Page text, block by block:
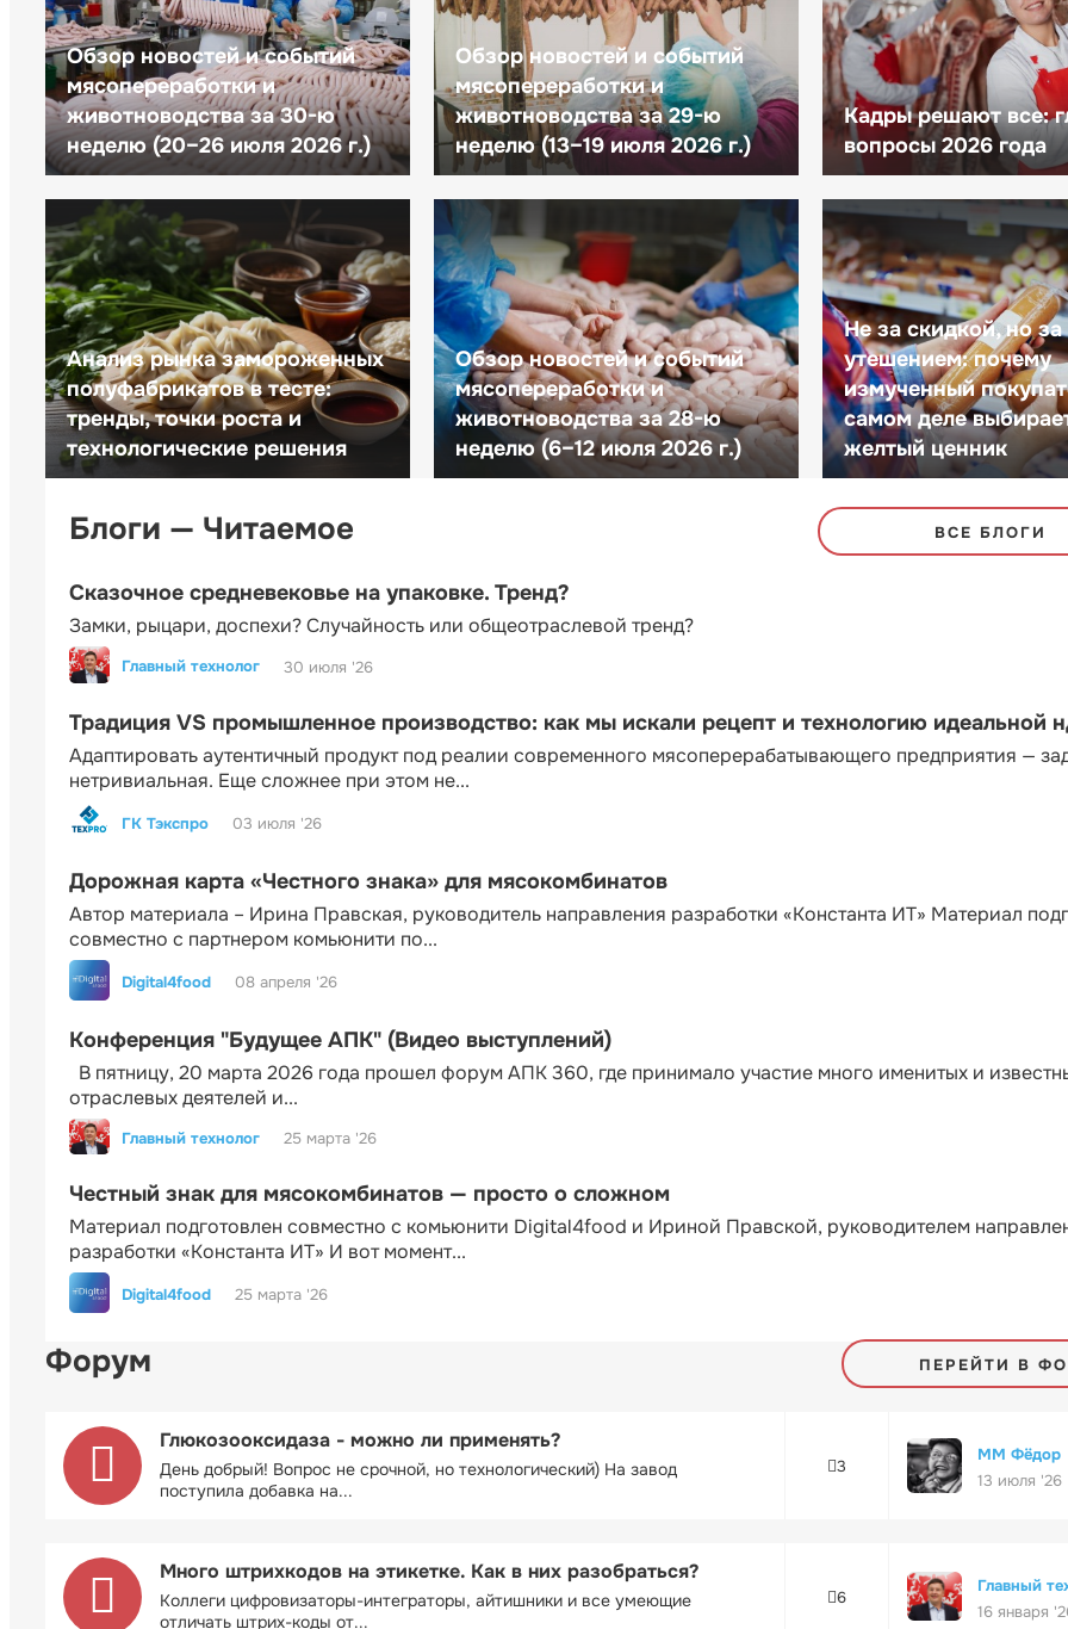
Обзор новостей и событий
мясопереработки и
животноводства за 30-ю
неделю (20–26 июля 2026 г.)
Обзор новостей и событий
мясопереработки и
животноводства за 29-ю
неделю (13–19 июля 2026 г.)
Кадры решают все:
вопросы 2026 года
Анализ рынка замороженных
полуфабрикатов в тесте:
тренды, точки роста и
технологические решения
Обзор новостей и событий
мясопереработки и
животноводства за 28-ю
неделю (6–12 июля 2026 г.)
Не за скидкой, но за
утешением: почему
измученный
самом деле
желтый ценник
Блоги — Читаемое ВСЕ БЛОГИ
Сказочное средневековье на упаковке. Тренд?
Замки, рыцари, доспехи? Случайность или общеотраслевой тренд?
Главный технолог 30 июля '26
Традиция VS промышленное производство: как мы искали рецепт и технологию идеальной
Адаптировать аутентичный продукт под реалии современного мясоперерабатывающего предприятия —
нетривиальная. Еще сложнее при этом не...
ГК Тэкспро 03 июля '26
Дорожная карта «Честного знака» для мясокомбинатов
Автор материала – Ирина Правская, руководитель направления разработки «Константа ИТ» Материал
совместно с партнером комьюнити по...
Digital4food 08 апреля '26
Конференция "Будущее АПК" (Видео выступлений)
В пятницу, 20 марта 2026 года прошел форум АПК 360, где принимало участие много именитых и
отраслевых деятелей и...
Главный технолог 25 марта '26
Честный знак для мясокомбинатов — просто о сложном
Материал подготовлен совместно с комьюнити Digital4food и Ириной Правской, руководителем
разработки «Константа ИТ» И вот момент...
Digital4food 25 марта '26
Форум ПЕРЕЙТИ В
Глюкозооксидаза - можно ли применять?
День добрый! Вопрос не срочной, но технологический) На завод
поступила добавка на...
3
ММ Фёдор
13 июля '26
Много штрихкодов на этикетке. Как в них разобраться?
Коллеги цифровизаторы-интеграторы, айтишники и все умеющие
отличать штрих-коды от...
6
Главный
16 января